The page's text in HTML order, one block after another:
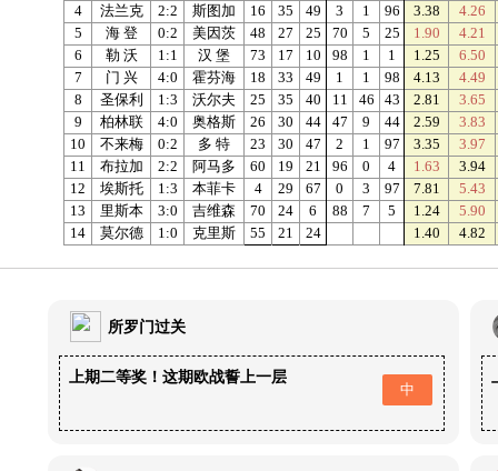
4
法兰克 2:2 斯图加 16 35 49 3 1 96 3.38
4.26
5
海 登 0:2 美因茨 48 27 25 70 5 25 1.90
4.21
6
勒 沃 1:1 汉 堡 73 17 10 98 1 1 1.25
6.50
7
门 兴 4:0 霍芬海 18 33 49 1 1 98 4.13
4.49
8
圣保利 1:3 沃尔夫 25 35 40 11 46 43 2.81
3.65
9
柏林联 4:0 奥格斯 26 30 44 47 9 44 2.59
3.83
10
不来梅 0:2 多 特 23 30 47 2 1 97 3.35
3.97
11
布拉加 2:2 阿马多 60 19 21 96 0 4 1.63
3.94
12
埃斯托 1:3 本菲卡 4 29 67 0 3 97 7.81
5.43
13
里斯本 3:0 吉维森 70 24 6 88 7 5 1.24
5.90
14
莫尔德 1:0 克里斯 55 21 24 1.40 4.82
所罗门过关
上期二等奖！这期欧战誓上一层
中